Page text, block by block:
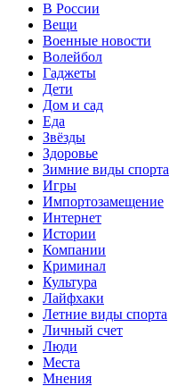
В России
Вещи
Военные новости
Волейбол
Гаджеты
Дети
Дом и сад
Еда
Звёзды
Здоровье
Зимние виды спорта
Игры
Импортозамещение
Интернет
Истории
Компании
Криминал
Культура
Лайфхаки
Летние виды спорта
Личный счет
Люди
Места
Мнения